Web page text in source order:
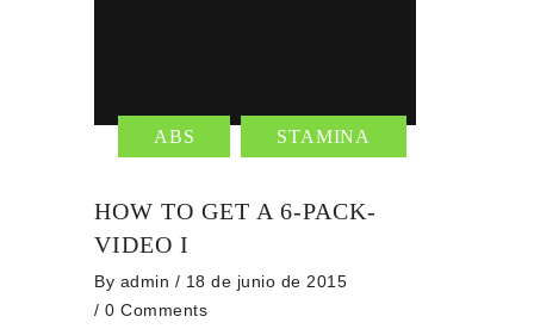
ABS STAMINA
HOW TO GET A 6-PACK-
VIDEO I
By admin / 18 de junio de 2015
/ 0 Comments